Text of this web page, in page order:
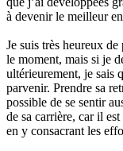
à devenir le meilleur
Je suis très heureux
le moment, mais si je
ultérieurement, je sais
parvenir. Prendre sa
possible de se sentir
de sa carrière, car il
en y consacrant les